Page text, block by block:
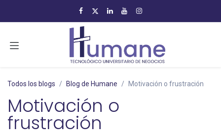
Todos los blogs Blog de Humane Motivación o frustración
Motivación o
frustración